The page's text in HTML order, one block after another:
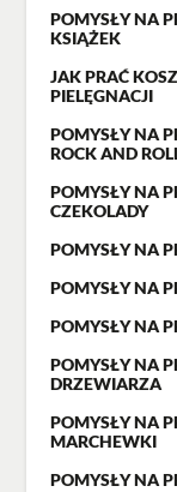
POMYSŁY NA
KSIĄŻEK
JAK PRAĆ
PIELĘGNACJI
POMYSŁY NA
ROCK AND
POMYSŁY NA
CZEKOLADY
POMYSŁY NA
POMYSŁY NA
POMYSŁY NA
POMYSŁY NA
DRZEWIARZA
POMYSŁY NA
MARCHEWKI
POMYSŁY NA